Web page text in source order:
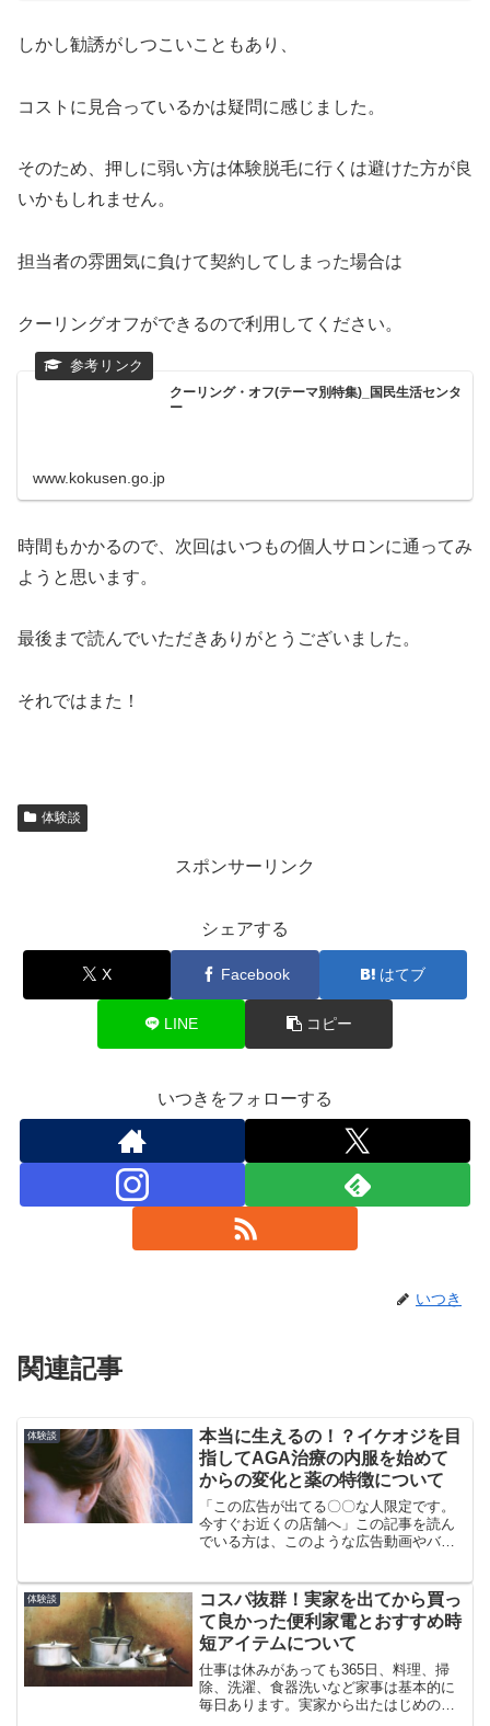
しかし勧誘がしつこいこともあり、
コストに見合っているかは疑問に感じました。
そのため、押しに弱い方は体験脱毛に行くは避けた方が良
いかもしれません。
担当者の雰囲気に負けて契約してしまった場合は
クーリングオフができるので利用してください。
クーリング・オフ(テーマ別特集)_国民生活センタ
ー
www.kokusen.go.jp
時間もかかるので、次回はいつもの個人サロンに通ってみ
ようと思います。
最後まで読んでいただきありがとうございました。
それではまた！
体験談
スポンサーリンク
シェアする
X Facebook はてブ
LINE コピー
いつきをフォローする
いつき
関連記事
体験談
本当に生えるの！？イケオジを目
指してAGA治療の内服を始めて
からの変化と薬の特徴について
「この広告が出てる〇〇な人限定です。
今すぐお近くの店舗へ」この記事を読ん
でいる方は、このような広告動画やバナ
げている訳ではありませんが、頭頂部が
少し気になり始めていた時...
体験談
コスパ抜群！実家を出てから買っ
て良かった便利家電とおすすめ時
短アイテムについて
仕事は休みがあっても365日、料理、掃
除、洗濯、食器洗いなど家事は基本的に
毎日あります。実家から出たはじめのう